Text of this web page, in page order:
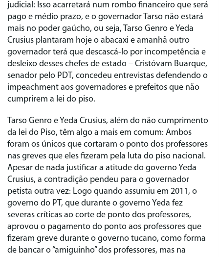
judicial: Isso acarretará num rombo financeiro que será
pago e médio prazo, e o governador Tarso não estará
mais no poder gaúcho, ou seja, Tarso Genro e Yeda
Crusius plantaram hoje o abacaxi e amanhã outro
governador terá que descascá-lo por incompetência e
desleixo desses chefes de estado – Cristóvam Buarque,
senador pelo PDT, concedeu entrevistas defendendo o
impeachment aos governadores e prefeitos que não
cumprirem a lei do piso.
Tarso Genro e Yeda Crusius, além do não cumprimento
da lei do Piso, têm algo a mais em comum: Ambos
foram os únicos que cortaram o ponto dos professores
nas greves que eles fizeram pela luta do piso nacional.
Apesar de nada justificar a atitude do governo Yeda
Crusius, a contradição pendeu para o governador
petista outra vez: Logo quando assumiu em 2011, o
governo do PT, que durante o governo Yeda fez
severas críticas ao corte de ponto dos professores,
aprovou o pagamento do ponto aos professores que
fizeram greve durante o governo tucano, como forma
de bancar o “amiguinho” dos professores, mas na